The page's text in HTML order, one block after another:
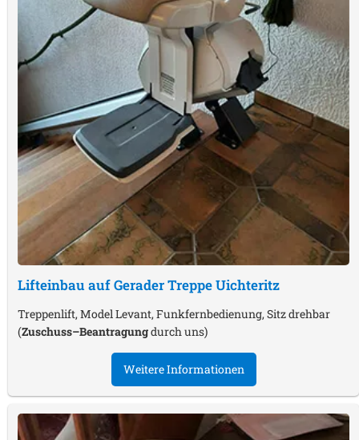
Lifteinbau auf Gerader TreppeUichteritz
Treppenlift, Model Levant, Funkfernbedienung, Sitz drehbar
(Zuschuss–Beantragungdurch uns)
Weitere Informationen